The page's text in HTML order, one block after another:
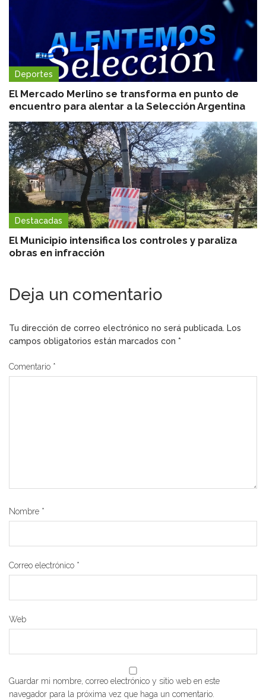
Deportes
El Mercado Merlino se transforma en punto de
encuentro para alentar a la Selección Argentina
Destacadas
El Municipio intensifica los controles y paraliza
obras en infracción
Deja un comentario
Tu dirección de correo electrónico no será publicada. Los
campos obligatorios están marcados con *
Comentario *
Nombre *
Correo electrónico *
Web
Guardar mi nombre, correo electrónico y sitio web en este
navegador para la próxima vez que haga un comentario.